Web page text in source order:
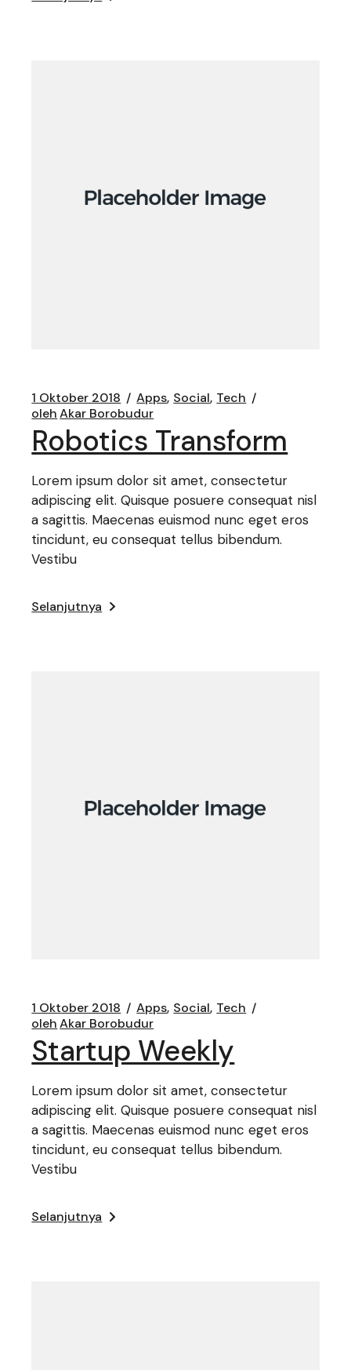
1 Oktober 2018 Apps Social Tech
oleh Akar Borobudur
Robotics Transform
Lorem ipsum dolor sit amet, consectetur
adipiscing elit. Quisque posuere consequat nisl
a sagittis. Maecenas euismod nunc eget eros
tincidunt, eu consequat tellus bibendum.
Vestibu
Selanjutnya
1 Oktober 2018 Apps Social Tech
oleh Akar Borobudur
Startup Weekly
Lorem ipsum dolor sit amet, consectetur
adipiscing elit. Quisque posuere consequat nisl
a sagittis. Maecenas euismod nunc eget eros
tincidunt, eu consequat tellus bibendum.
Vestibu
Selanjutnya